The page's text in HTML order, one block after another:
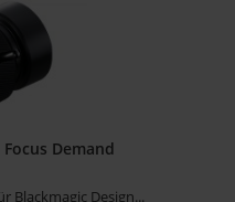
Demand
Blackmagic Design...